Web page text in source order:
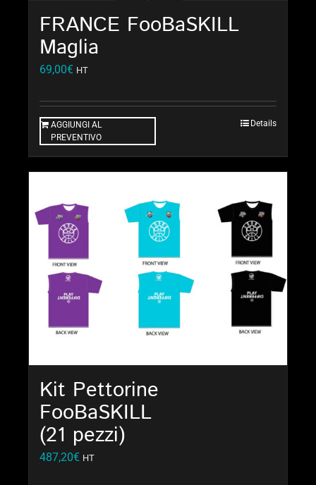
FRANCE FooBaSKILL
Maglia
69,00€ HT
AGGIUNGI AL
PREVENTIVO
Details
Kit Pettorine
FooBaSKILL
(21 pezzi)
487,20€ HT